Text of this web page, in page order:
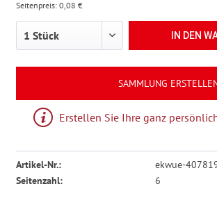
Seitenpreis: 0,08 €
IN DEN
SAMMLUNG
Erstellen Sie Ihre ganz
Artikel-Nr.:
ekwue-
Seitenzahl:
6